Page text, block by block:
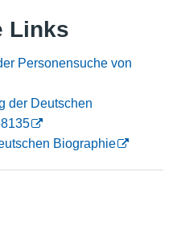
Links
Personensuche von
der Deutschen
Biographie